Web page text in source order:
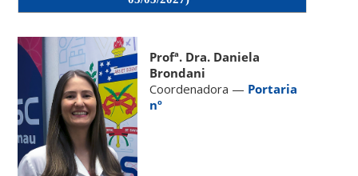
Profª. Dra. Daniela
Brondani
Coordenadora — Portaria
nº